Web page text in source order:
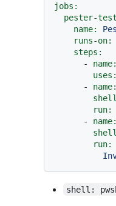
jobs:
pester-
name:
runs-on:
steps:
-
name:
uses:
-
name:
run:
-
name:
run:
shell: